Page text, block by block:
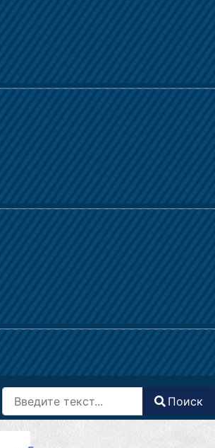
Поиск
Type 2 or more characters for results.
Поиск